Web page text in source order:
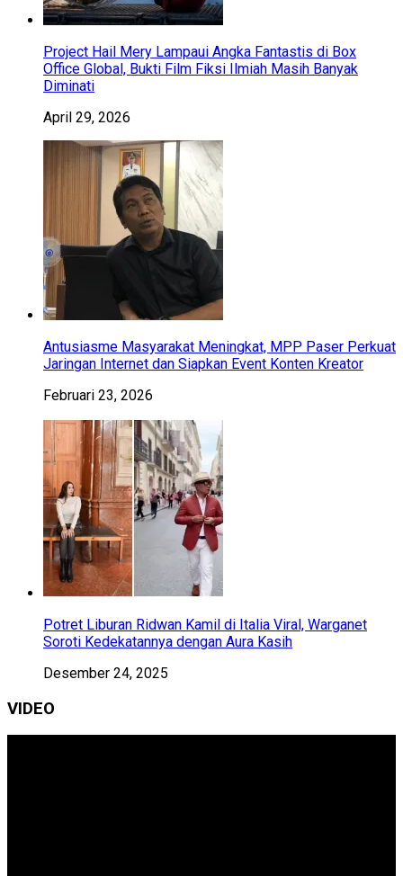
Project Hail Mery Lampaui Angka Fantastis di Box
Office Global, Bukti Film Fiksi Ilmiah Masih Banyak
Diminati
April 29, 2026
Antusiasme Masyarakat Meningkat, MPP Paser Perkuat
Jaringan Internet dan Siapkan Event Konten Kreator
Februari 23, 2026
Potret Liburan Ridwan Kamil di Italia Viral, Warganet
Soroti Kedekatannya dengan Aura Kasih
Desember 24, 2025
VIDEO